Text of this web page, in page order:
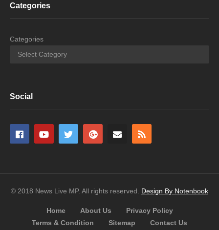
Categories
Categories
Social
© 2018 News Live MP. All rights reserved. Design By Notenbook
Home About Us
Privacy Policy
Terms & Condition
Sitemap
Contact Us